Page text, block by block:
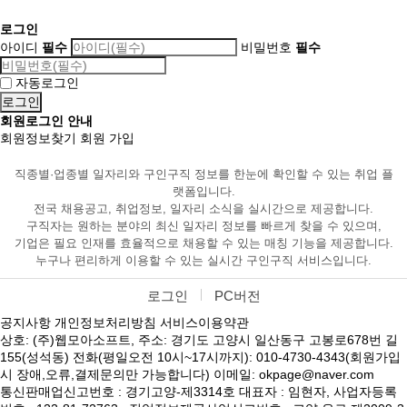
로그인
아이디 필수 비밀번호 필수
자동로그인
회원로그인 안내
회원정보찾기 회원 가입
직종별·업종별 일자리와 구인구직 정보를 한눈에 확인할 수 있는 취업 플
랫폼입니다.
전국 채용공고, 취업정보, 일자리 소식을 실시간으로 제공합니다.
구직자는 원하는 분야의 최신 일자리 정보를 빠르게 찾을 수 있으며,
기업은 필요 인재를 효율적으로 채용할 수 있는 매칭 기능을 제공합니다.
누구나 편리하게 이용할 수 있는 실시간 구인구직 서비스입니다.
로그인 PC버전
공지사항 개인정보처리방침 서비스이용약관
상호: (주)웹모아소프트, 주소: 경기도 고양시 일산동구 고봉로678번 길
155(성석동) 전화(평일오전 10시~17시까지): 010-4730-4343(회원가입
시 장애,오류,결제문의만 가능합니다) 이메일: okpage@naver.com
통신판매업신고번호 : 경기고양-제3314호 대표자 : 임현자, 사업자등록